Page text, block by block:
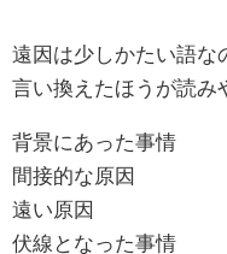
遠因は少しかたい語な
言い換えたほうが読み
背景にあった事情
間接的な原因
遠い原因
伏線となった事情